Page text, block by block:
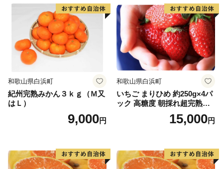
和歌山県白浜町
紀州完熟みかん３ｋｇ（Ｍ又
はＬ）
9,000円
和歌山県白浜町
いちご まりひめ 約250g×4パ
ック 高糖度 朝採れ超完熟ま
りひめ 1月以降発送分15,000円